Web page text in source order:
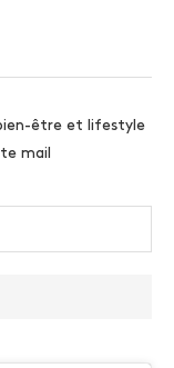
être et lifestyle
mail